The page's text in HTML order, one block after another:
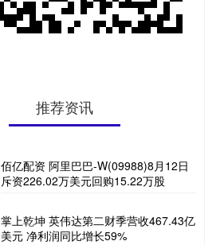
推荐资讯
佰亿配资 阿里巴巴-W(09988)8月12日
斥资226.02万美元回购15.22万股
掌上乾坤 英伟达第二财季营收467.43亿
美元 净利润同比增长59%